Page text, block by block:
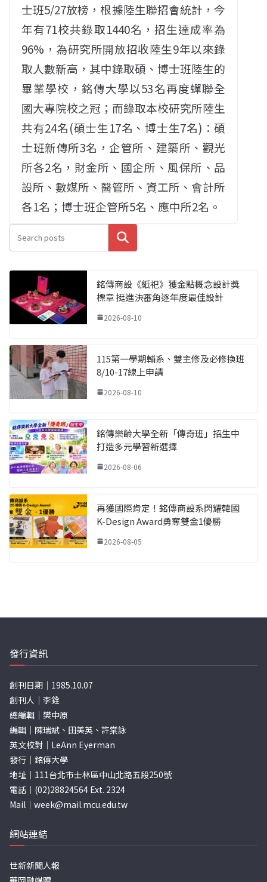
士班5/27放榜，根據陸生聯招會統計，今
年有71校共錄取1440名，招生達成率為
96%，為研究所開放招收陸生9年以來錄
取人數新高，其中錄取碩、博士班陸生的
畢業學校，銘傳大學以53名再度蟬聯全
國大專院校之冠；而錄取本校研究所陸生
共有24名(碩士生17名、博士生7名)：碩
士班新傳所3名，企管所、建築所、觀光
所各2名，財金所、國企所、風保所、品
設所、數媒所、醫管所、資工所、會計所
各1名；博士班企管所5名、應中所2名。
搜尋
銘傳商設《紙祀》獲金點概念設計獎
標章 挺進決審角逐年度最佳設計
2026-08-10
115第一學期輔系、雙主修及必修換班
8/10-17線上申請
2026-08-10
銘傳樂齡大學全新「傳奇班」招生中
打造多元學習新選擇
2026-08-06
再獲國際肯定！銘傳商設系閃耀韓國
K-Design Award勇奪雙金1優勝
2026-08-05
發行資訊
創刊日期｜1985.10.07
創刊人｜李銓
總編輯｜樊中原
編輯｜陳瑞斌、田美英、許棠詠
英文校對｜LeAnn Eyerman
發行｜銘傳大學
地址｜111台北市士林區中山北路五段250號
電話｜(02)28824564 Ext. 2324
Mail｜ week@mail.mcu.edu.tw
網站連結
世新新聞人報